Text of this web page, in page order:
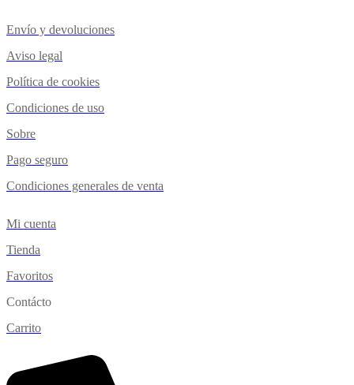
Envío y devoluciones
Aviso legal
Política de cookies
Condiciones de uso
Sobre
Pago seguro
Condiciones generales de venta
Mi cuenta
Tienda
Favoritos
Contácto
Carrito